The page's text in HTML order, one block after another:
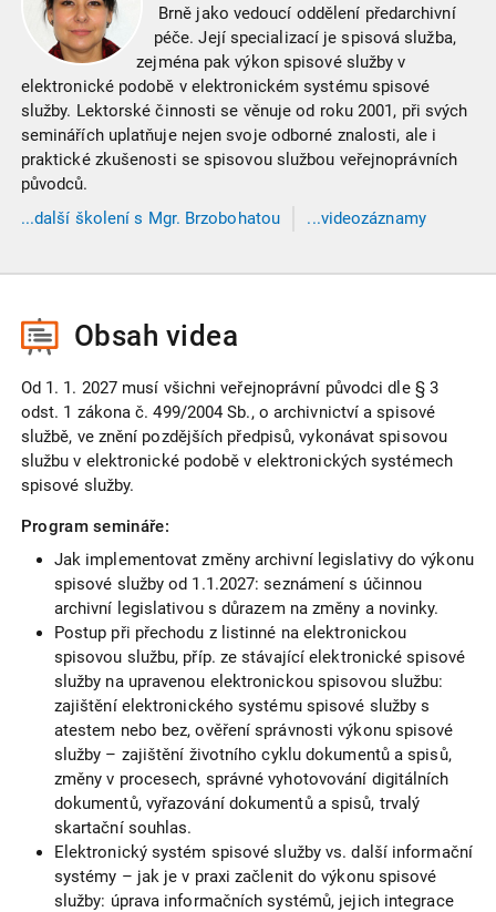
Brně jako vedoucí oddělení předarchivní
péče. Její specializací je spisová služba,
zejména pak výkon spisové služby v
elektronické podobě v elektronickém systému spisové
služby. Lektorské činnosti se věnuje od roku 2001, při svých
seminářích uplatňuje nejen svoje odborné znalosti, ale i
praktické zkušenosti se spisovou službou veřejnoprávních
původců.
...další školení s Mgr. Brzobohatou
...videozáznamy
Obsah videa
Od 1. 1. 2027 musí všichni veřejnoprávní původci dle § 3
odst. 1 zákona č. 499/2004 Sb., o archivnictví a spisové
službě, ve znění pozdějších předpisů, vykonávat spisovou
službu v elektronické podobě v elektronických systémech
spisové služby.
Program semináře:
Jak implementovat změny archivní legislativy do výkonu
spisové služby od 1.1.2027: seznámení s účinnou
archivní legislativou s důrazem na změny a novinky.
Postup při přechodu z listinné na elektronickou
spisovou službu, příp. ze stávající elektronické spisové
služby na upravenou elektronickou spisovou službu:
zajištění elektronického systému spisové služby s
atestem nebo bez, ověření správnosti výkonu spisové
služby – zajištění životního cyklu dokumentů a spisů,
změny v procesech, správné vyhotovování digitálních
dokumentů, vyřazování dokumentů a spisů, trvalý
skartační souhlas.
Elektronický systém spisové služby vs. další informační
systémy – jak je v praxi začlenit do výkonu spisové
služby: úprava informačních systémů, jejich integrace